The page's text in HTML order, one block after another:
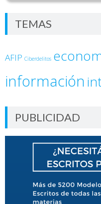
TEMAS
AFIP Ciberdelitos
información
PUBLICIDAD